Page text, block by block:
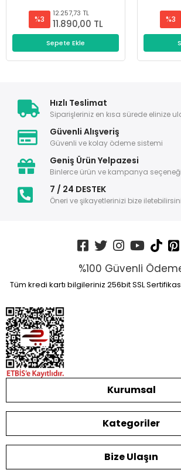
%3
12.257,73 TL
11.890,00 TL
Sepete Ekle
%3
Hızlı Teslimat
Siparişleriniz en kısa sürede elinize
Güvenli Alışveriş
Güvenli ve kolay ödeme sistemi
Geniş Ürün Yelpazesi
Binlerce ürün ve kampanya seçeneği
7 / 24 DESTEK
Öneri ve şikayetlerinizi bize
%100 Güvenli
Tüm kredi kartı bilgileriniz 256bit SSL
Kurumsal
Kategoriler
Bize Ulaşın